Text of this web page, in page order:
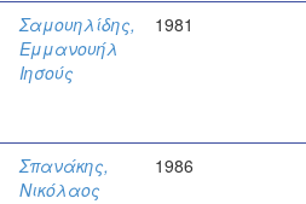
Σαμουηλίδης,
Εμμανουήλ
Ιησούς
1981
Σπανάκης,
Νικόλαος
1986